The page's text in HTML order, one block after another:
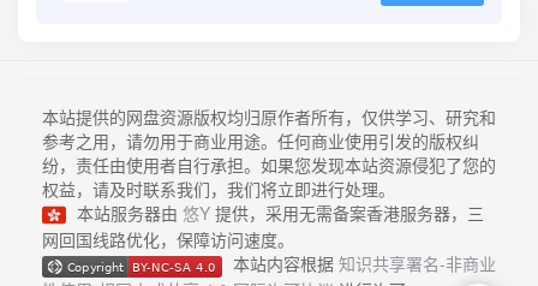
本站提供的网盘资源版权均归原作者所有，仅供学习、研究和
参考之用，请勿用于商业用途。任何商业使用引发的版权纠
纷，责任由使用者自行承担。如果您发现本站资源侵犯了您的
权益，请及时联系我们，我们将立即进行处理。
本站服务器由 悠Y 提供，采用无需备案香港服务器，三
网回国线路优化，保障访问速度。
本站内容根据 知识共享署名-非商业